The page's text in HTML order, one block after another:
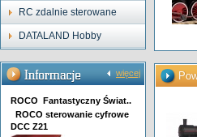
RC zdalnie sterowane
DATALAND Hobby
więcej
ROCO Fantastyczny Świat..
ROCO sterowanie cyfrowe
DCC Z21